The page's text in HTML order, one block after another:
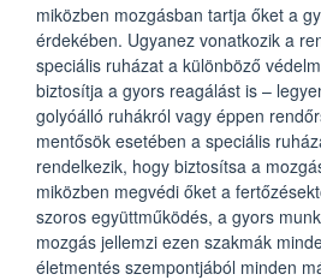
miközben mozgásban tartja őket a
érdekében. Ugyanez vonatkozik a
speciális ruházat a különböző
biztosítja a gyors reagálást is –
golyóálló ruhákról vagy éppen
mentősök esetében a speciális
rendelkezik, hogy biztosítsa a
miközben megvédi őket a
szoros együttműködés, a gyors
mozgás jellemzi ezen szakmák
életmentés szempontjából minden